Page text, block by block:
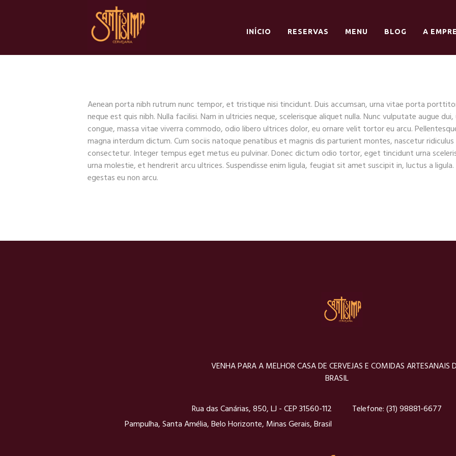
INÍCIO RESERVAS MENU BLOG A
Aenean porta nibh rutrum nunc tempor, et tristique nisi tincidunt. Duis accumsan, urna vitae porta
neque est quis nibh. Nulla facilisi. Nam in ultricies neque, scelerisque aliquet nulla. Nunc vulputate augue
congue, massa vitae viverra commodo, odio libero ultrices dolor, eu ornare velit tortor eu arcu.
magna interdum dictum. Cum sociis natoque penatibus et magnis dis parturient montes, nascetur
consectetur. Integer tempus eget metus eu pulvinar. Donec dictum odio tortor, eget tincidunt urna
urna molestie, et hendrerit arcu ultrices. Suspendisse enim ligula, feugiat sit amet suscipit in, luctus a
egestas eu non arcu.
VENHA PARA A MELHOR CASA DE CERVEJAS E COMIDAS ARTESANAIS
BRASIL
Telefone:(31) 98881-6677
Rua das Canárias, 850, LJ - CEP 31560-112
Pampulha, Santa Amélia, Belo Horizonte, Minas Gerais, Brasil